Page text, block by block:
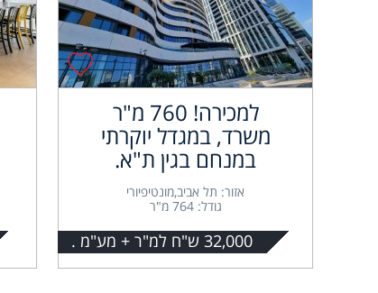
למכירה! 760 מ"ר
משרד, במגדל יוקרתי
במנחם בגין ת"א.
אזור: תל אביב,מונטיפיורי
גודל: 764 מ"ר
32,000 ש"ח למ"ר + מע"מ .